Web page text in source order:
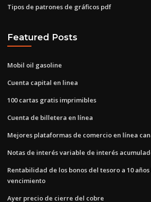
Tipos de patrones de gráficos pdf
Featured Posts
Mobil oil gasoline
Cuenta capital en linea
100 cartas gratis imprimibles
Cuenta de billetera en línea
Mejores plataformas de comercio en línea
Notas de interés variable de interés
Rentabilidad de los bonos del tesoro a 10 años
vencimiento
Ayer precio de cierre del cobre